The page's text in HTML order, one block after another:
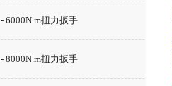
- 6000N.m扭力扳手
- 8000N.m扭力扳手